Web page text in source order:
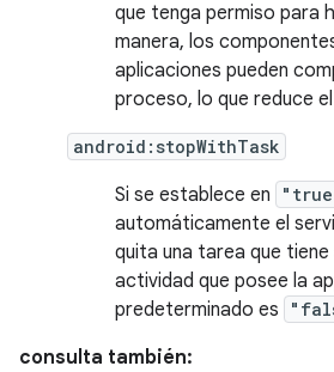
que tenga permiso para
manera, los
aplicaciones pueden
proceso, lo que reduce
android:stopWithTask
Si se establece en
automáticamente el
quita una tarea que tiene
actividad que posee la
predeterminado es
consulta también: